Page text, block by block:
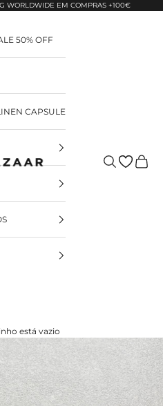
WORLDWIDE EM COMPRAS +100€
Pesquisar
50% OFF
CAPSULE
está vazio